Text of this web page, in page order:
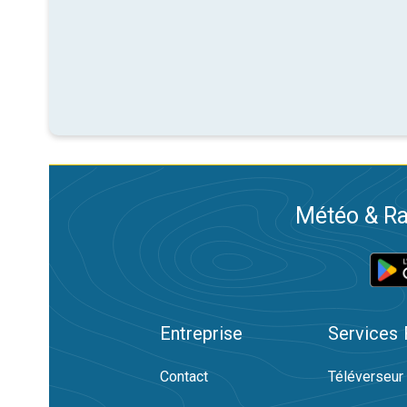
Météo &
Entreprise
Contact
Services
Téléverseur